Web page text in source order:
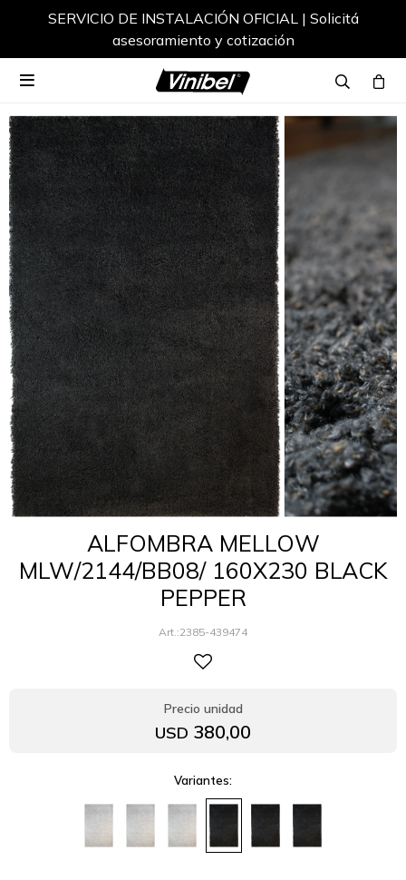
SERVICIO DE INSTALACIÓN OFICIAL | Solicitá
asesoramiento y cotización

ALFOMBRA MELLOW
MLW/2144/BB08/ 160X230 BLACK
PEPPER
2385-439474
USD 380,00
Variantes: